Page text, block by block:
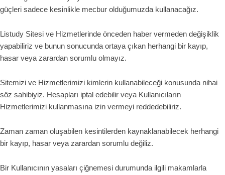
güçleri sadece kesinlikle mecbur olduğumuzda kullanacağız.
Listudy Sitesi ve Hizmetlerinde önceden haber vermeden değişiklik
yapabiliriz ve bunun sonucunda ortaya çıkan herhangi bir kayıp,
hasar veya zarardan sorumlu olmayız.
Sitemizi ve Hizmetlerimizi kimlerin kullanabileceği konusunda nihai
söz sahibiyiz. Hesapları iptal edebilir veya Kullanıcıların
Hizmetlerimizi kullanmasına izin vermeyi reddedebiliriz.
Zaman zaman oluşabilen kesintilerden kaynaklanabilecek herhangi
bir kayıp, hasar veya zarardan sorumlu değiliz.
Bir Kullanıcının yasaları çiğnemesi durumunda ilgili makamlarla